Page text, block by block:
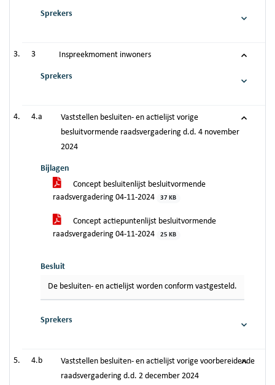
Sprekers
3 Inspreekmoment inwoners
Sprekers
4.a
Vaststellen besluiten- en actielijst vorige
besluitvormende raadsvergadering d.d. 4 november
2024
Bijlagen
Concept besluitenlijst besluitvormende
raadsvergadering 04-11-2024
37 KB
Concept actiepuntenlijst besluitvormende
raadsvergadering 04-11-2024
25 KB
Besluit
De besluiten- en actielijst worden conform vastgesteld.
Sprekers
4.b
Vaststellen besluiten- en actielijst vorige voorbereidende
raadsvergadering d.d. 2 december 2024